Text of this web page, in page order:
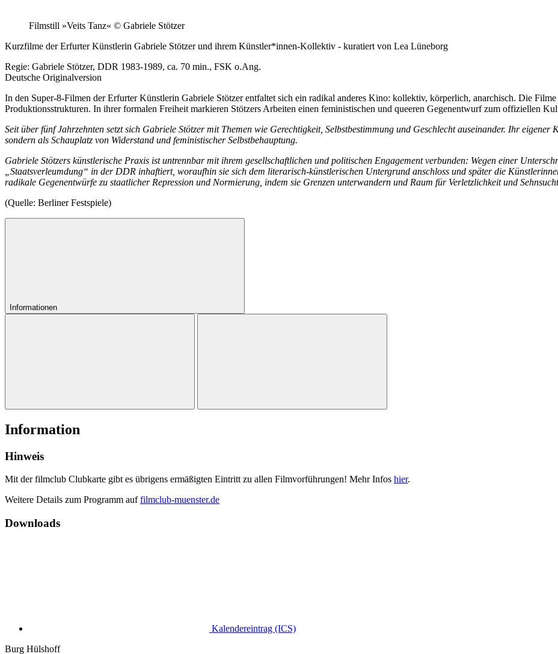
Filmstill »Veits Tanz« © Gabriele Stötzer
Kurzfilme der Erfurter Künstlerin Gabriele Stötzer und ihrem Künstler*innen-Kollektiv - kuratiert von Lea Lüneborg
Regie: Gabriele Stötzer, DDR 1983-1989, ca. 70 min., FSK o.Ang.
Deutsche Originalversion
In den Super-8-Filmen der Erfurter Künstlerin Gabriele Stötzer entfaltet sich ein radikal anderes Kino: kollektiv, körperlich, anarchisch. Die Filme
Produktionsstrukturen. In ihrer formalen Freiheit markieren Stötzers Arbeiten einen feministischen und queeren Gegenentwurf zum offiziellen
Seit über fünf Jahrzehnten setzt sich Gabriele Stötzer mit Themen wie Gerechtigkeit, Selbstbestimmung und Geschlecht auseinander. Ihr
sondern als Schauplatz von Widerstand und feministischer Selbstbehauptung.
Gabriele Stötzers künstlerische Praxis ist untrennbar mit ihrem gesellschaftlichen und politischen Engagement verbunden: Wegen einer
„Staatsverleumdung“ in der DDR inhaftiert, woraufhin sie sich dem literarisch-künstlerischen Untergrund anschloss und später die
radikale Gegenentwürfe zu staatlicher Repression und Normierung, indem sie Grenzen unterwandern und Raum für Verletzlichkeit und
(Quelle: Berliner Festspiele)
Informationen
Information
Hinweis
Mit der filmclub Clubkarte gibt es übrigens ermäßigten Eintritt zu allen Filmvorführungen! Mehr Infos hier.
Weitere Details zum Programm auffilmclub-muenster.de
Downloads
Kalendereintrag (ICS)
Burg Hülshoff